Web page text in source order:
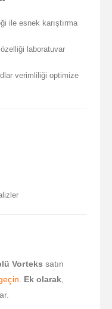
ile esnek karıştırma
laboratuvar
verimliliği optimize
Vorteks satın
Ek olarak